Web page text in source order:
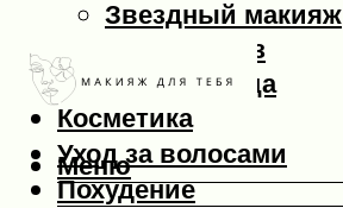
Звездный макияж
Макияж глаз
Макияж лица
Косметика
Уход за волосами
Похудение
Меню